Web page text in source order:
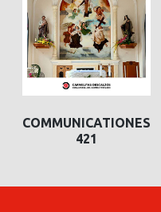
COMMUNICATIONES
421